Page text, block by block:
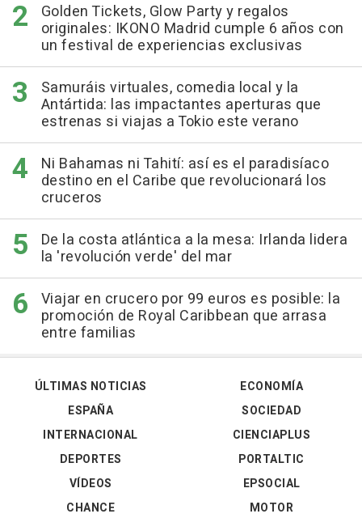
Golden Tickets, Glow Party y regalos
originales: IKONO Madrid cumple 6 años con
un festival de experiencias exclusivas
Samuráis virtuales, comedia local y la
Antártida: las impactantes aperturas que
estrenas si viajas a Tokio este verano
Ni Bahamas ni Tahití: así es el paradisíaco
destino en el Caribe que revolucionará los
cruceros
De la costa atlántica a la mesa: Irlanda lidera
la 'revolución verde' del mar
Viajar en crucero por 99 euros es posible: la
promoción de Royal Caribbean que arrasa
entre familias
ÚLTIMAS NOTICIAS
ESPAÑA
INTERNACIONAL
DEPORTES
VÍDEOS
ECONOMÍA
SOCIEDAD
CIENCIAPLUS
PORTALTIC
EPSOCIAL
CHANCE
MOTOR